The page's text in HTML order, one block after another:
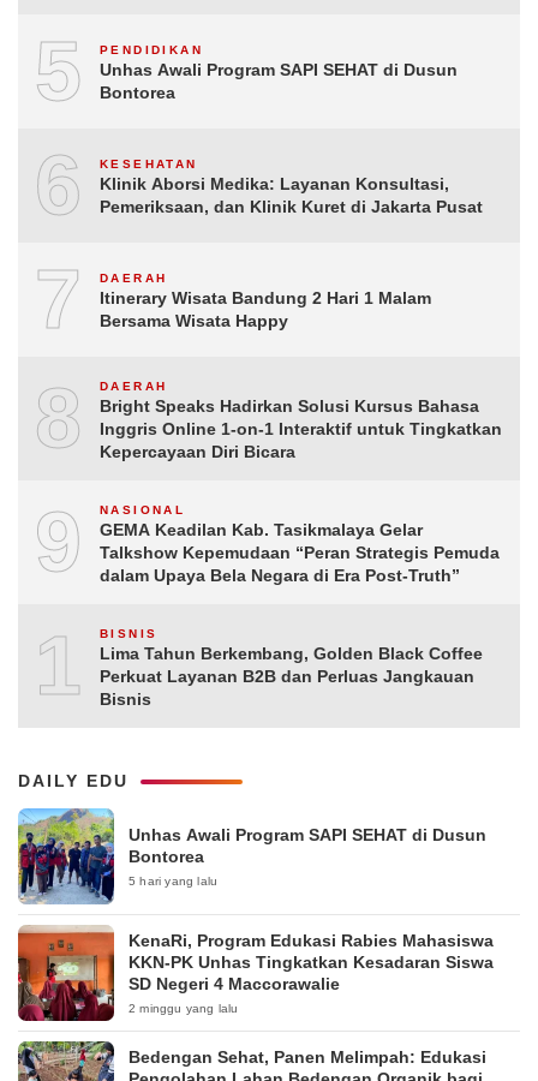
5 PENDIDIKAN
Unhas Awali Program SAPI SEHAT di Dusun
Bontorea
6 KESEHATAN
Klinik Aborsi Medika: Layanan Konsultasi,
Pemeriksaan, dan Klinik Kuret di Jakarta Pusat
7 DAERAH
Itinerary Wisata Bandung 2 Hari 1 Malam
Bersama Wisata Happy
8 DAERAH
Bright Speaks Hadirkan Solusi Kursus Bahasa
Inggris Online 1-on-1 Interaktif untuk Tingkatkan
Kepercayaan Diri Bicara
9 NASIONAL
GEMA Keadilan Kab. Tasikmalaya Gelar
Talkshow Kepemudaan “Peran Strategis Pemuda
dalam Upaya Bela Negara di Era Post-Truth”
10BISNIS
Lima Tahun Berkembang, Golden Black Coffee
Perkuat Layanan B2B dan Perluas Jangkauan
Bisnis
DAILY EDU
Unhas Awali Program SAPI SEHAT di Dusun
Bontorea
5 hari yang lalu
KenaRi, Program Edukasi Rabies Mahasiswa
KKN-PK Unhas Tingkatkan Kesadaran Siswa
SD Negeri 4 Maccorawalie
2 minggu yang lalu
Bedengan Sehat, Panen Melimpah: Edukasi